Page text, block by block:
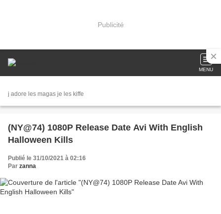
Publicité
MENU
j adore les magas je les kiffe
(NY@74) 1080P Release Date Avi With English
Halloween Kills
Publié le 31/10/2021 à 02:16
Par zanna